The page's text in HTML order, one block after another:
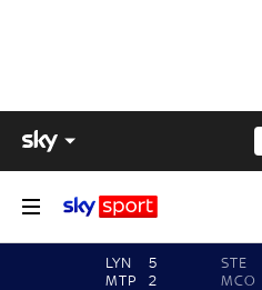
LYN
5
MTP
2
STE
MCO